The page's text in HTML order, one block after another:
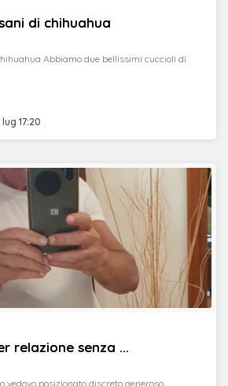
di chihuahua
17:20
Abbiamo due bellissimi cuccioli di
relazione senza ...
vedovo posizionato discreto generoso